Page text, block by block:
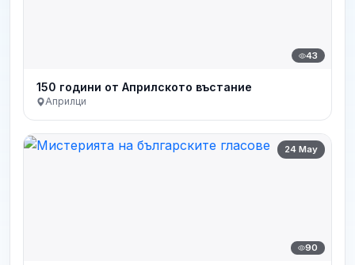
43
150 години от Априлското въстание
Априлци
24 May
90